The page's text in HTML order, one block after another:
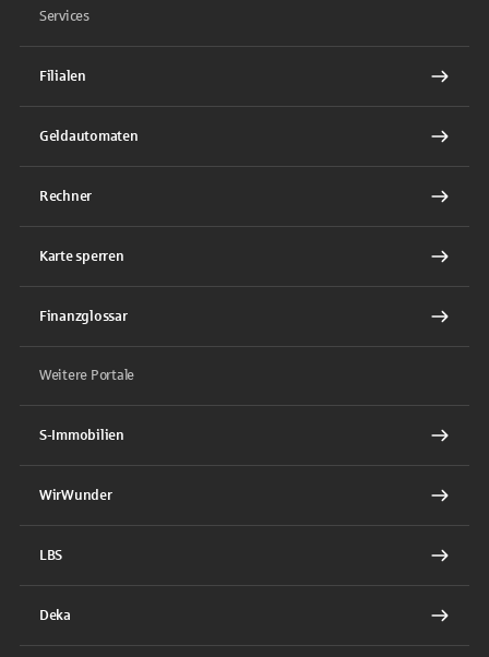
Services
Filialen
Geldautomaten
Rechner
Karte sperren
Finanzglossar
Weitere Portale
S-Immobilien
WirWunder
LBS
Deka